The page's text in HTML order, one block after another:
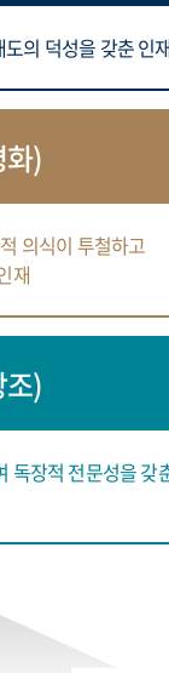
의 덕성을 갖춘 인
)
의식이 투철하고
재
)
독장적 전문성을 갖